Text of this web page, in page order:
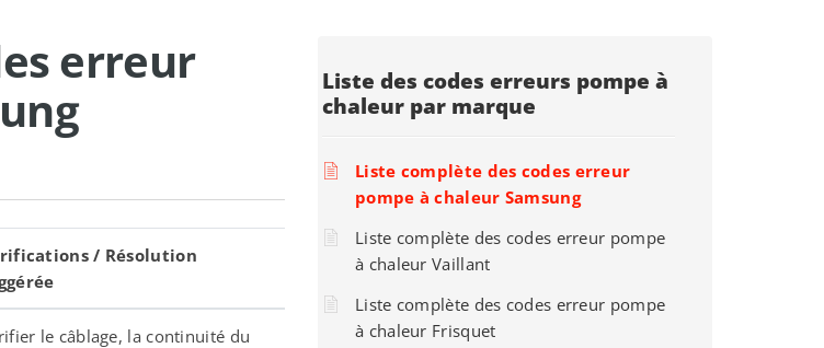
erreur
/ Résolution
le câblage, la continuité du
Liste des codes erreurs pompe à
chaleur par marque
Liste complète des codes erreur
pompe à chaleur Samsung
Liste complète des codes erreur pompe
à chaleur Vaillant
Liste complète des codes erreur pompe
à chaleur Frisquet